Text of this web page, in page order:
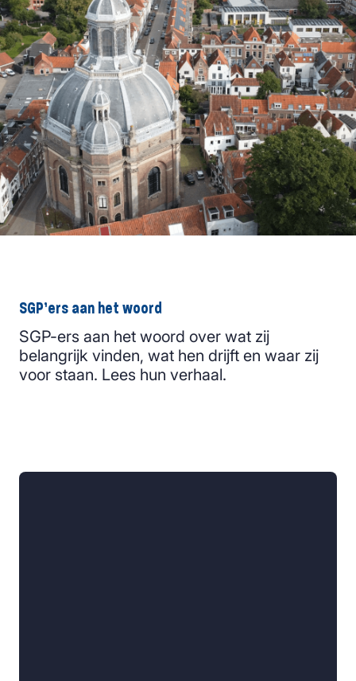
SGP’ers aan het woord
SGP-ers aan het woord over wat zij
belangrijk vinden, wat hen drijft en waar zij
voor staan. Lees hun verhaal.